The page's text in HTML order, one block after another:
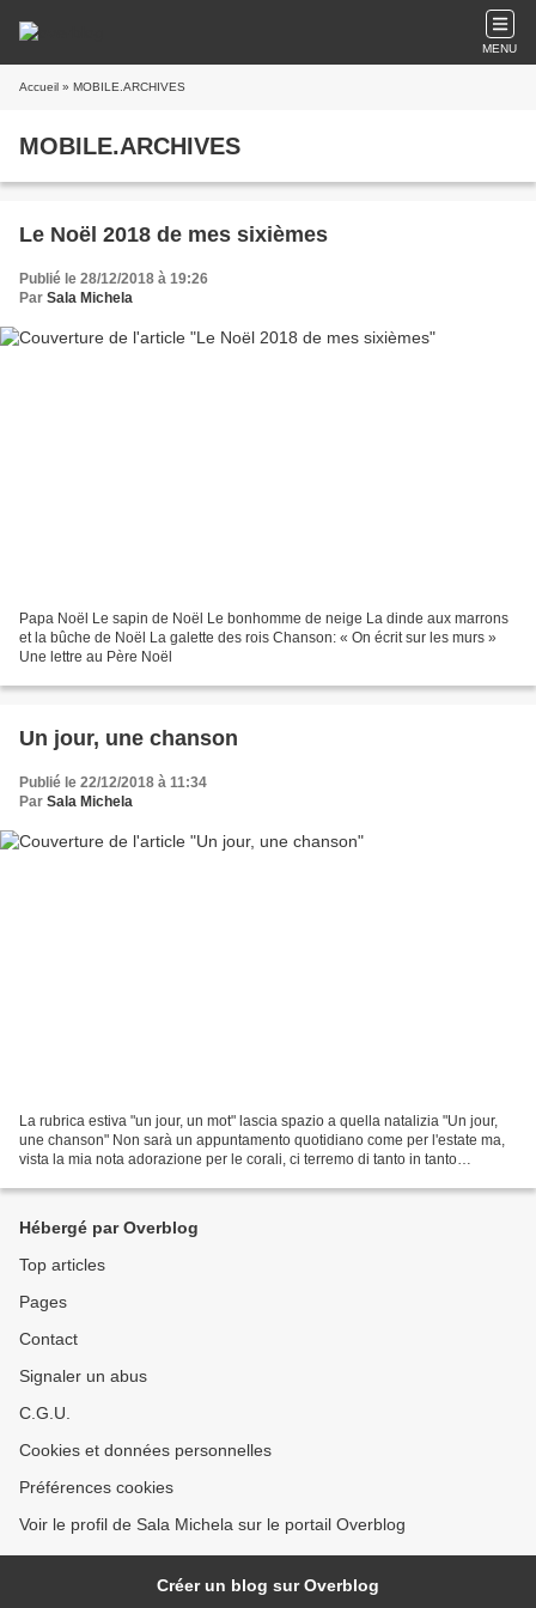
MENU
Accueil » MOBILE.ARCHIVES
MOBILE.ARCHIVES
Le Noël 2018 de mes sixièmes
Publié le 28/12/2018 à 19:26
Par Sala Michela
Papa Noël Le sapin de Noël Le bonhomme de neige La dinde aux marrons
et la bûche de Noël La galette des rois Chanson: « On écrit sur les murs »
Une lettre au Père Noël
Un jour, une chanson
Publié le 22/12/2018 à 11:34
Par Sala Michela
La rubrica estiva "un jour, un mot" lascia spazio a quella natalizia "Un jour,
une chanson" Non sarà un appuntamento quotidiano come per l'estate ma,
vista la mia nota adorazione per le corali, ci terremo di tanto in tanto
Hébergé par Overblog
Top articles
Pages
Contact
Signaler un abus
C.G.U.
Cookies et données personnelles
Préférences cookies
Voir le profil de Sala Michela sur le portail Overblog
Créer un blog sur Overblog